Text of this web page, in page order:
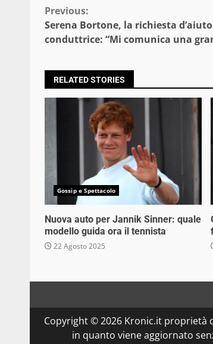
Continue
Reading
Previous:
Serena Bortone, la richiesta
conduttrice: “Mi comunica una
RELATED STORIES
Gossip e Spettacolo
Nuova auto per Jannik Sinner: quale
modello guida ora il tennista
22 Agosto 2025
Copyright © 2026 Kronic.it proprietà
in quanto viene aggiornato